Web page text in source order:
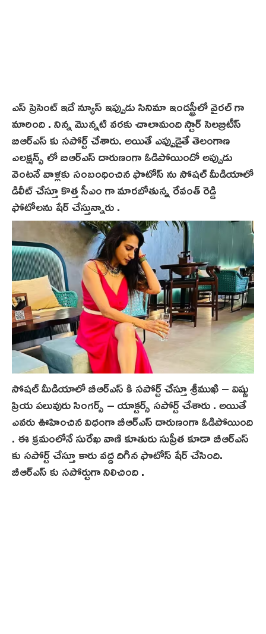
ఎస్ ప్రెసెంట్ ఇదే న్యూస్ ఇప్పుడు సినిమా ఇండస్ట్రీలో వైరల్ గా
మారింది . నిన్న మొన్నటి వరకు చాలామంది స్టార్ సెలబ్రిటీస్
బిఆర్ఎస్ కు సపోర్ట్ చేశారు. అయితే ఎప్పుడైతే తెలంగాణ
ఎలక్షన్స్ లో బిఆర్ఎస్ దారుణంగా ఓడిపోయిందో అప్పుడు
వెంటనే వాళ్లకు సంబంధించిన ఫొటోస్ ను సోషల్ మీడియాలో
డిలీట్ చేస్తూ కొత్త సీఎం గా మారబోతున్న రేవంత్ రెడ్డి
ఫోటోలను షేర్ చేస్తున్నారు .
సోషల్ మీడియాలో బీఆర్ఎస్ కి సపోర్ట్ చేస్తూ శ్రీముఖి – విష్ణు
ప్రియ పలువురు సింగర్స్ – యాక్టర్స్ సపోర్ట్ చేశారు . అయితే
ఎవరు ఊహించిన విధంగా బీఆర్ఎస్ దారుణంగా ఓడిపోయింది
. ఈ క్రమంలోనే సురేఖ వాణి కూతురు సుప్రీత కూడా బీఆర్ఎస్
కు సపోర్ట్ చేస్తూ కారు వద్ద దిగిన ఫొటోస్ షేర్ చేసింది.
బీఆర్ఎస్ కు సపోర్టుగా నిలిచింది .